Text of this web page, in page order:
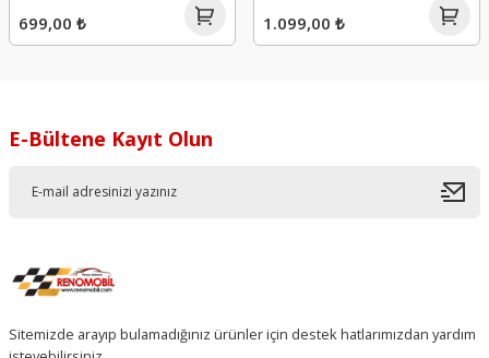
699,00 ₺ 1.099,00 ₺
E-Bültene Kayıt Olun
Sitemizde arayıp bulamadığınız ürünler için destek hatlarımızdan yardım